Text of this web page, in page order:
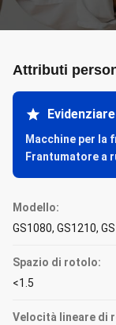
Attributi
Evidenziare
Macchine per la
Frantumatore a
Modello:
GS1080, GS1210,
Spazio di rotolo:
<1.5
Velocità lineare di